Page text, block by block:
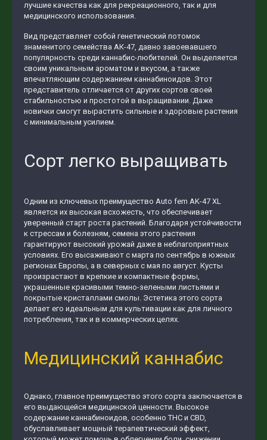
лучшие качества как для рекреационного, так и для
медицинского использования.
Вид представляет собой генетический потомок
знаменитого семейства АК-47, давно завоевавшего
популярность среди каннабис-любителей. Он выделяется
своим уникальным ароматом и вкусом, а также
впечатляющим содержанием каннабиноидов. Этот
представитель отличается от других сортов своей
стабильностью и простотой в выращивании. Даже
новички смогут вырастить сильные и здоровые растения
с минимальным усилием.
Сорт легко выращивать
Одним из ключевых преимущество Auto fem AK-47 XL
является их высокая всхожесть, что обеспечивает
уверенный старт роста растений. Благодаря устойчивости
к стрессам и болезням, семена этого растения
гарантируют высокий урожай даже в неблагоприятных
условиях. Его высаживают с марта по сентябрь в южных
регионах Европы, а в северных с мая по август. Кусты
произрастают в крепкие и компактные формы,
украшенные красивыми темно-зелеными листьями и
покрытые кристаллами смолы. Эстетика этого сорта
делает его идеальным для культивации как для личного
потребления, так и в коммерческих целях.
Медицинский каннабис
Однако, главное преимущество этого сорта заключается в
его выдающейся медицинской ценности. Высокое
содержание каннабиноидов, особенно THC и CBD,
обуславливает мощный терапевтический эффект,